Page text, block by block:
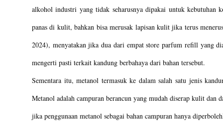
alkohol industri yang tidak seharusnya dipakai untuk
panas di kulit, bahkan bisa merusak lapisan kulit jika terus
2024), menyatakan jika dua dari empat store parfum refill yang
mengerti pasti terkait kandung berbahaya dari bahan tersebut.
Sementara itu, metanol termasuk ke dalam salah satu jenis
Metanol adalah campuran berancun yang mudah diserap kulit dan
jika penggunaan metanol sebagai bahan campuran hanya